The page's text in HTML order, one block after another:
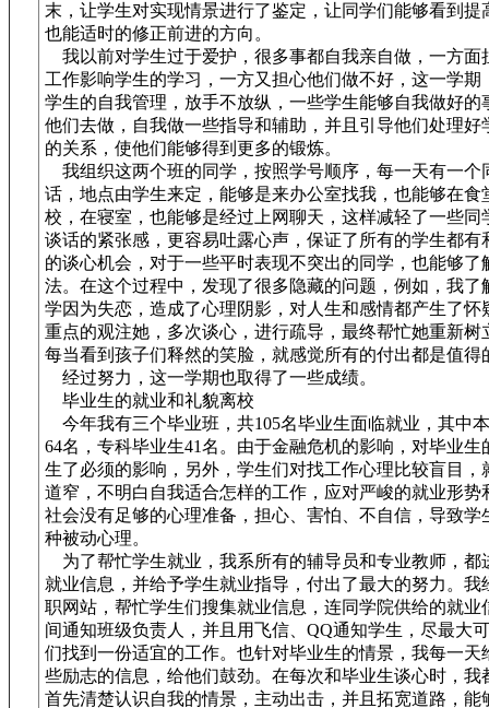
末，让学生对实现情景进行了鉴定，让同学们能够看到提
也能适时的修正前进的方向。
我以前对学生过于爱护，很多事都自我亲自做，一方面
工作影响学生的学习，一方又担心他们做不好，这一学期
学生的自我管理，放手不放纵，一些学生能够自我做好的
他们去做，自我做一些指导和辅助，并且引导他们处理好
的关系，使他们能够得到更多的锻炼。
我组织这两个班的同学，按照学号顺序，每一天有一个
话，地点由学生来定，能够是来办公室找我，也能够在食
校，在寝室，也能够是经过上网聊天，这样减轻了一些同
谈话的紧张感，更容易吐露心声，保证了所有的学生都有
的谈心机会，对于一些平时表现不突出的同学，也能够了
法。在这个过程中，发现了很多隐藏的问题，例如，我了
学因为失恋，造成了心理阴影，对人生和感情都产生了怀
重点的观注她，多次谈心，进行疏导，最终帮忙她重新树
每当看到孩子们释然的笑脸，就感觉所有的付出都是值得
经过努力，这一学期也取得了一些成绩。
毕业生的就业和礼貌离校
今年我有三个毕业班，共105名毕业生面临就业，其中
64名，专科毕业生41名。由于金融危机的影响，对毕业生
生了必须的影响，另外，学生们对找工作心理比较盲目，
道窄，不明白自我适合怎样的工作，应对严峻的就业形势
社会没有足够的心理准备，担心、害怕、不自信，导致学
种被动心理。
为了帮忙学生就业，我系所有的辅导员和专业教师，都
就业信息，并给予学生就业指导，付出了最大的努力。我
职网站，帮忙学生们搜集就业信息，连同学院供给的就业
间通知班级负责人，并且用飞信、QQ通知学生，尽最大
们找到一份适宜的工作。也针对毕业生的情景，我每一天
些励志的信息，给他们鼓劲。在每次和毕业生谈心时，我
首先清楚认识自我的情景，主动出击，并且拓宽道路，能